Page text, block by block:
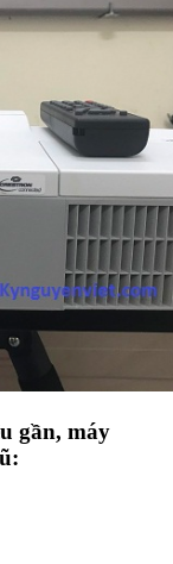
gần, máy